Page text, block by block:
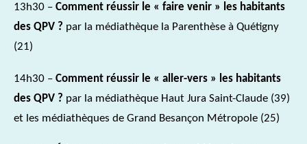
13h30 – Comment réussir le « faire venir » les habitants
des QPV ? par la médiathèque la Parenthèse à Quétigny
(21)
14h30 – Comment réussir le « aller-vers » les habitants
des QPV ? par la médiathèque Haut Jura Saint-Claude (39)
et les médiathèques de Grand Besançon Métropole (25)